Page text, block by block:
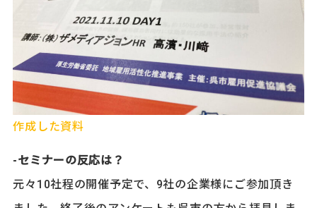
作成した資料
-セミナーの反応は？
元々10社程の開催予定で、9社の企業様にご参加頂き